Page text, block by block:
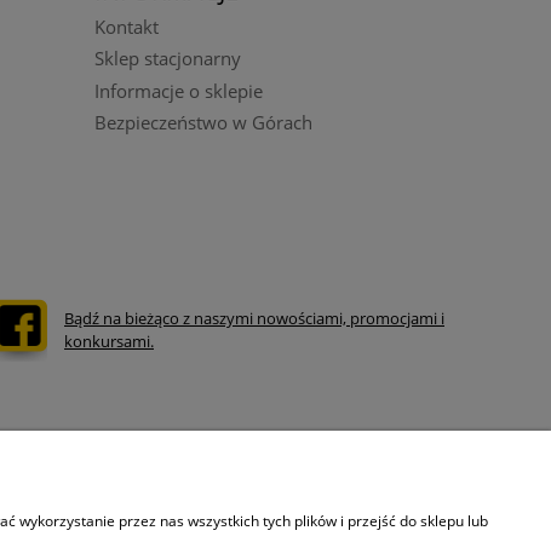
Kontakt
Sklep stacjonarny
Informacje o sklepie
Bezpieczeństwo w Górach
Bądź na bieżąco z naszymi nowościami, promocjami i
konkursami.
wykorzystanie przez nas wszystkich tych plików i przejść do sklepu lub